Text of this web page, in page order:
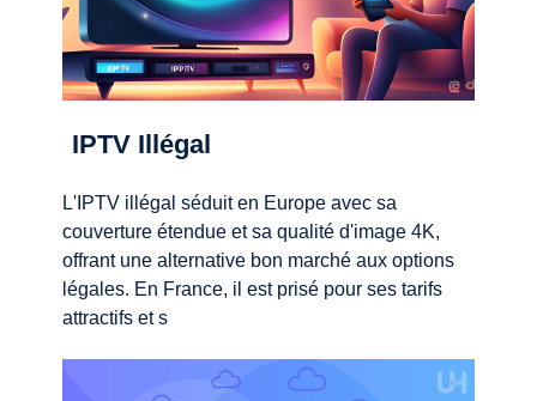
IPTV Illégal
L'IPTV illégal séduit en Europe avec sa
couverture étendue et sa qualité d'image 4K,
offrant une alternative bon marché aux options
légales. En France, il est prisé pour ses tarifs
attractifs et s